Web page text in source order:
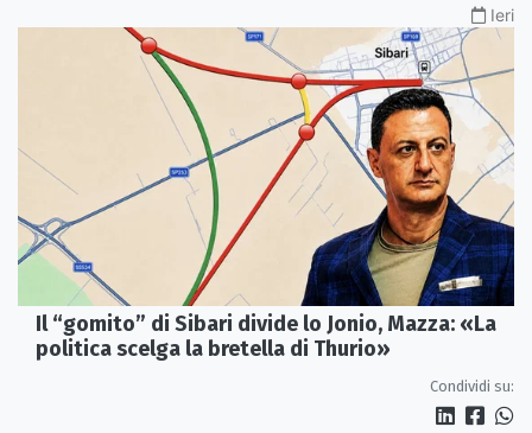
Ieri
Il “gomito” di Sibari divide lo Jonio, Mazza: «La
politica scelga la bretella di Thurio»
Condividi su: